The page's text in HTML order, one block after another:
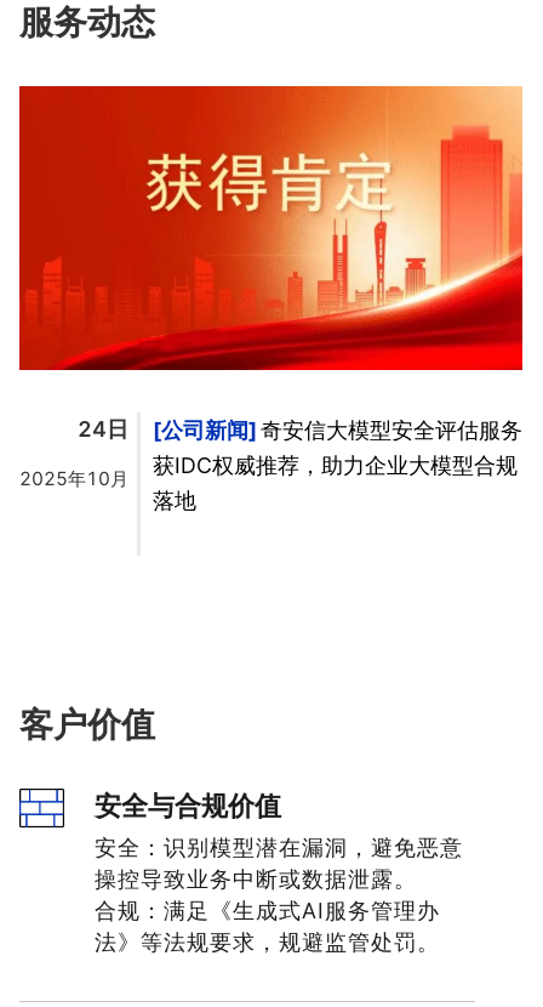
服务动态
24日
2025年10月
公司新闻
奇安信大模型安全评估服务
获IDC权威推荐，助力企业大模型合规
落地
客户价值
安全与合规价值
安全：识别模型潜在漏洞，避免恶意
操控导致业务中断或数据泄露。
合规：满足《生成式AI服务管理办
法》等法规要求，规避监管处罚。